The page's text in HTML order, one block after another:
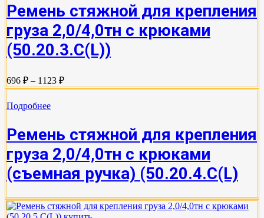
Ремень стяжной для крепления
груза 2,0/4,0тн с крюками
(50.20.3.C(L))
696 ₽ – 1123 ₽
Подробнее
Ремень стяжной для крепления
груза 2,0/4,0тн с крюками
(съемная ручка) (50.20.4.С(L)